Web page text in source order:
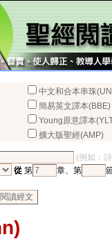
中文和合本串珠
簡易英文譯本(BBE)
Young原意譯本
擴大版聖經(AMP)
(例如：
從 第 章、第